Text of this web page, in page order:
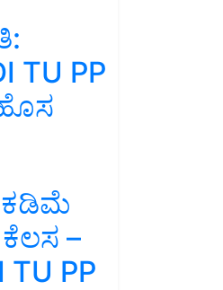
TU PP
–
PP